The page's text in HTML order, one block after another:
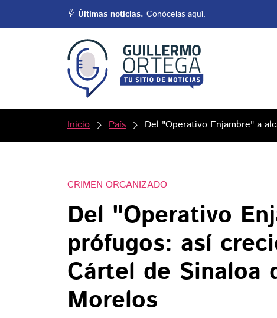
Últimas noticias. Conócelas aquí.
Inicio País Del "Operativo Enjambre" a
CRIMEN ORGANIZADO
Del "Operativo
prófugos: así
Cártel de Sinaloa
Morelos